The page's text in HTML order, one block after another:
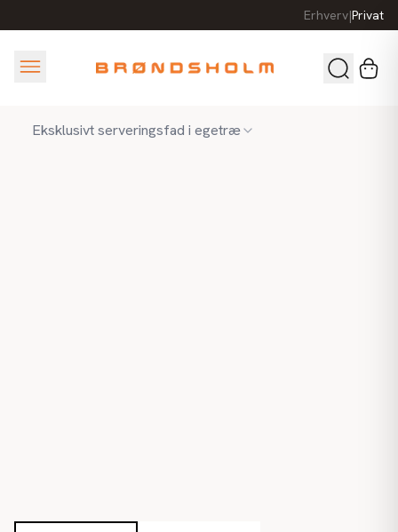
Erhverv|Privat
Eksklusivt serveringsfad i egetræ